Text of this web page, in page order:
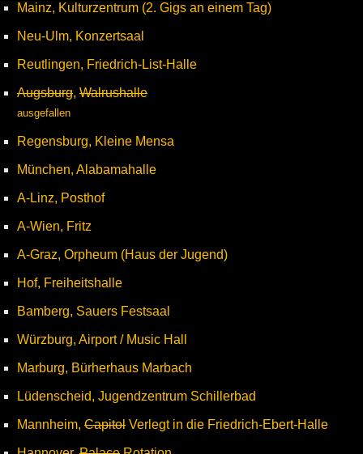
Mainz, Kulturzentrum (2. Gigs an einem Tag)
Neu-Ulm, Konzertsaal
Reutlingen, Friedrich-List-Halle
Augsburg, Walrushalle
ausgefallen
Regensburg, Kleine Mensa
München, Alabamahalle
A-Linz, Posthof
A-Wien, Fritz
A-Graz, Orpheum (Haus der Jugend)
Hof, Freiheitshalle
Bamberg, Sauers Festsaal
Würzburg, Airport / Music Hall
Marburg, Bürherhaus Marbach
Lüdenscheid, Jugendzentrum Schillerbad
Mannheim, Capitol Verlegt in die Friedrich-Ebert-Halle